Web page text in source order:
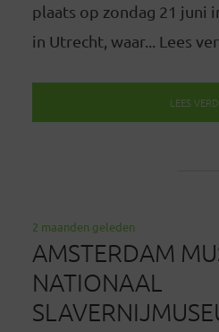
plaats op zondag 21 juni
in Utrecht, waar... Lees
LEES
2 maanden geleden
AMSTERDAM
NATIONAAL